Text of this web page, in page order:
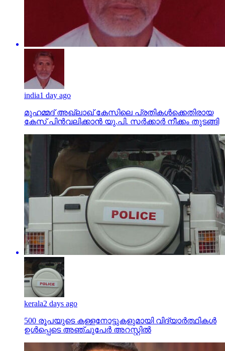
india1 day ago
മുഹമ്മദ് അഖ്‌ലാഖ് കേസിലെ പ്രതികള്‍ക്കെതിരായ
കേസ് പിന്‍വലിക്കാന്‍ യു.പി. സര്‍ക്കാര്‍ നീക്കം തുടങ്ങി
kerala2 days ago
500 രൂപയുടെ കള്ളനോട്ടുകളുമായി വിദ്യാര്‍ത്ഥികള്‍
ഉള്‍പ്പെടെ അഞ്ചുപേര്‍ അറസ്റ്റില്‍